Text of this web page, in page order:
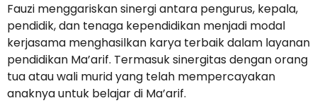
Fauzi menggariskan sinergi antara pengurus, kepala,
pendidik, dan tenaga kependidikan menjadi modal
kerjasama menghasilkan karya terbaik dalam layanan
pendidikan Ma’arif. Termasuk sinergitas dengan orang
tua atau wali murid yang telah mempercayakan
anaknya untuk belajar di Ma’arif.